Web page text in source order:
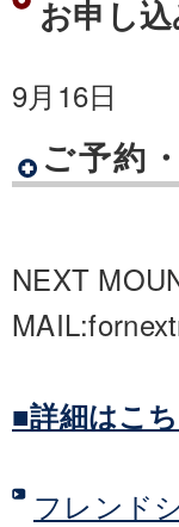
お申し
9月16日
ご予約
NEXT
■詳細はこ
フレンド